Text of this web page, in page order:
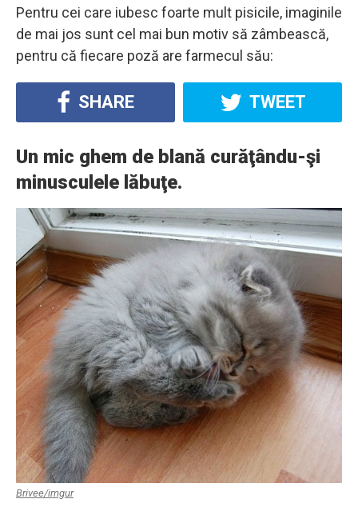
Pentru cei care iubesc foarte mult pisicile, imaginile
de mai jos sunt cel mai bun motiv să zâmbească,
pentru că fiecare poză are farmecul său:
SHARE TWEET
Un mic ghem de blană curăţându-şi
minusculele lăbuţe.
Brivee/imgur